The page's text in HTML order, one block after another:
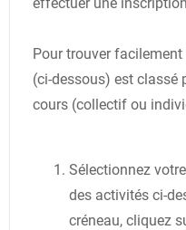
Pour trouver
(ci-dessous) est classé
cours (collectif ou
Sélectionnez
des activités ci-
créneau, cliquez